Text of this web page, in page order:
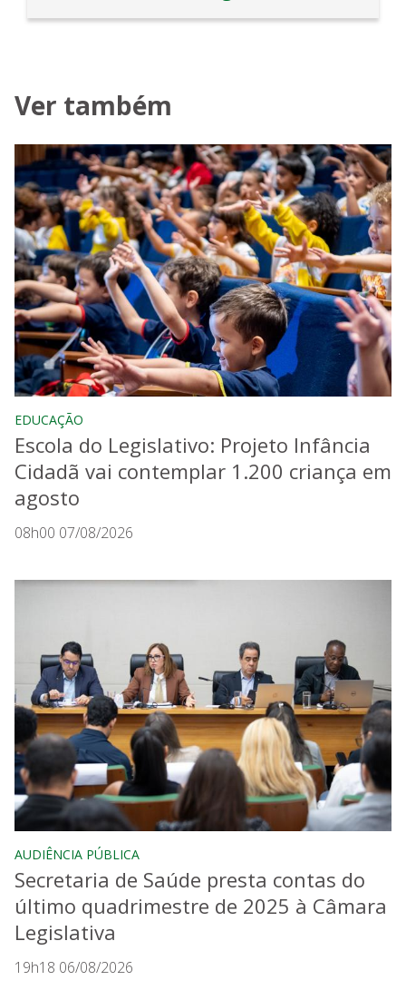
Ver também
EDUCAÇÃO
Escola do Legislativo: Projeto Infância
Cidadã vai contemplar 1.200 criança em
agosto
08h00 07/08/2026
AUDIÊNCIA PÚBLICA
Secretaria de Saúde presta contas do
último quadrimestre de 2025 à Câmara
Legislativa
19h18 06/08/2026